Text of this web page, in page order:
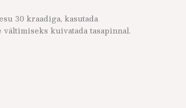
30 kraadiga, kasutada
kuivatada tasapinnal.